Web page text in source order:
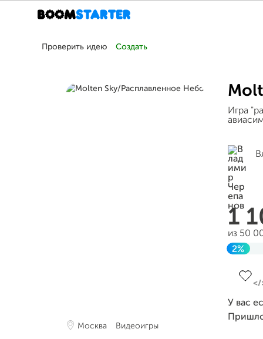
Проверить идею Создать
Москва Видеоигры
Игра
1
из 50
2%
У вас